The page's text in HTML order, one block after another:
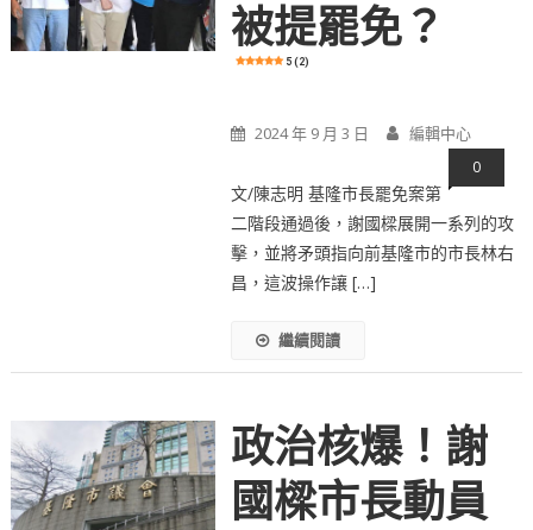
被提罷免？
5 (2)
2024 年 9 月 3 日 編輯中心
0
文/陳志明 基隆市長罷免案第
二階段通過後，謝國樑展開一系列的攻
擊，並將矛頭指向前基隆市的市長林右
昌，這波操作讓 […]
繼續閱讀
政治核爆！謝
國樑市長動員